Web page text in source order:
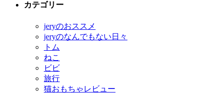
カテゴリー
jeryのおススメ
jeryのなんでもない日々
トム
ねこ
ビビ
旅行
猫おもちゃレビュー